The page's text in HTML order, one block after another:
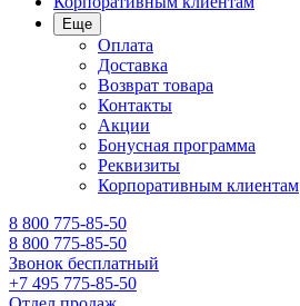
Еще
Оплата
Доставка
Возврат товара
Контакты
Акции
Бонусная программа
Реквизиты
Корпоративным клиентам
8 800 775-85-50
8 800 775-85-50
Звонок бесплатный
+7 495 775-85-50